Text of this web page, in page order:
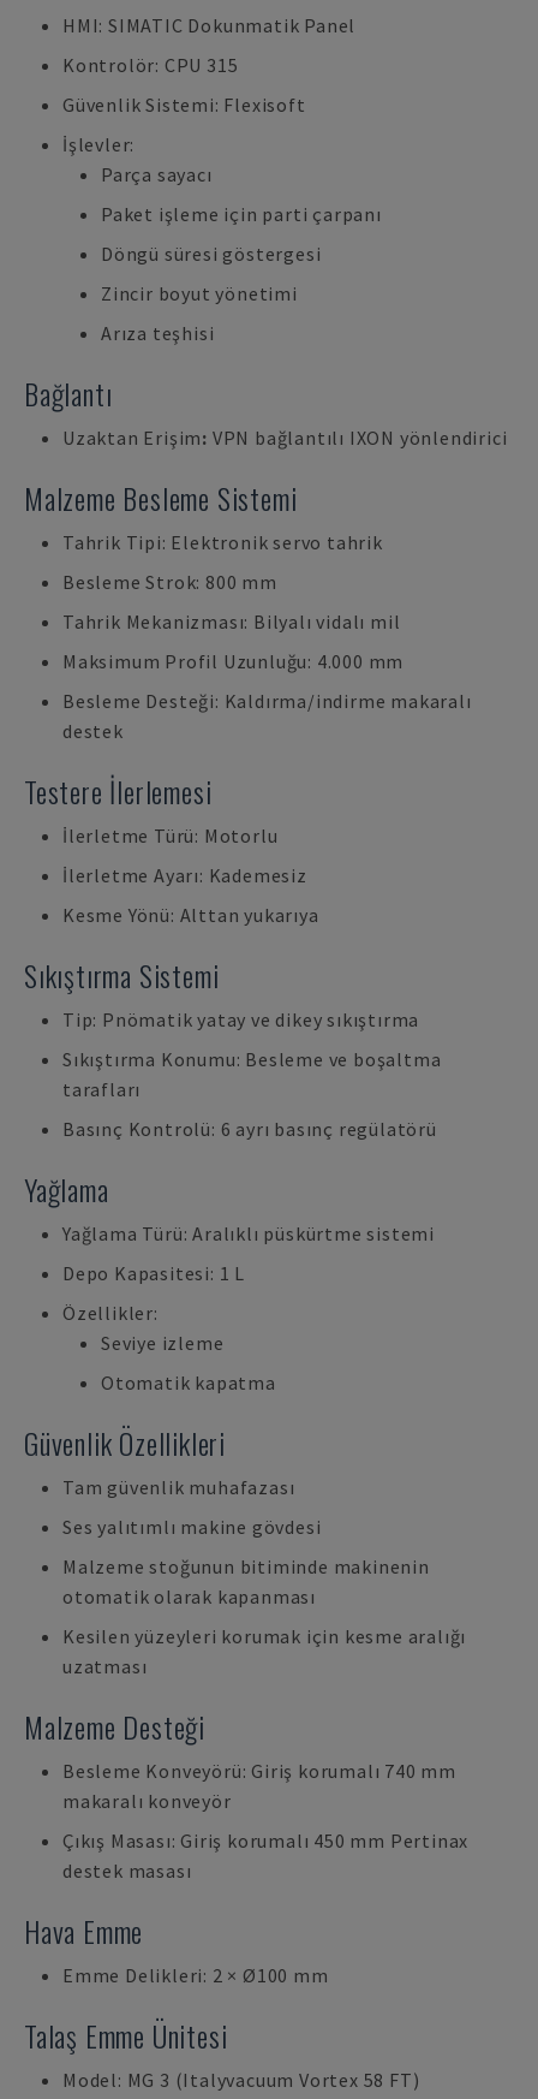
HMI: SIMATIC Dokunmatik Panel
Kontrolör: CPU 315
Güvenlik Sistemi: Flexisoft
İşlevler:
Parça sayacı
Paket işleme için parti çarpanı
Döngü süresi göstergesi
Zincir boyut yönetimi
Arıza teşhisi
Bağlantı
Uzaktan Erişim: VPN bağlantılı IXON yönlendirici
Malzeme Besleme Sistemi
Tahrik Tipi: Elektronik servo tahrik
Besleme Strok: 800 mm
Tahrik Mekanizması: Bilyalı vidalı mil
Maksimum Profil Uzunluğu: 4.000 mm
Besleme Desteği: Kaldırma/indirme makaralı
destek
Testere İlerlemesi
İlerletme Türü: Motorlu
İlerletme Ayarı: Kademesiz
Kesme Yönü: Alttan yukarıya
Sıkıştırma Sistemi
Tip: Pnömatik yatay ve dikey sıkıştırma
Sıkıştırma Konumu: Besleme ve boşaltma
tarafları
Basınç Kontrolü: 6 ayrı basınç regülatörü
Yağlama
Yağlama Türü: Aralıklı püskürtme sistemi
Depo Kapasitesi: 1 L
Özellikler:
Seviye izleme
Otomatik kapatma
Güvenlik Özellikleri
Tam güvenlik muhafazası
Ses yalıtımlı makine gövdesi
Malzeme stoğunun bitiminde makinenin
otomatik olarak kapanması
Kesilen yüzeyleri korumak için kesme aralığı
uzatması
Malzeme Desteği
Besleme Konveyörü: Giriş korumalı 740 mm
makaralı konveyör
Çıkış Masası: Giriş korumalı 450 mm Pertinax
destek masası
Hava Emme
Emme Delikleri: 2 × Ø100 mm
Talaş Emme Ünitesi
Model: MG 3 (Italyvacuum Vortex 58 FT)